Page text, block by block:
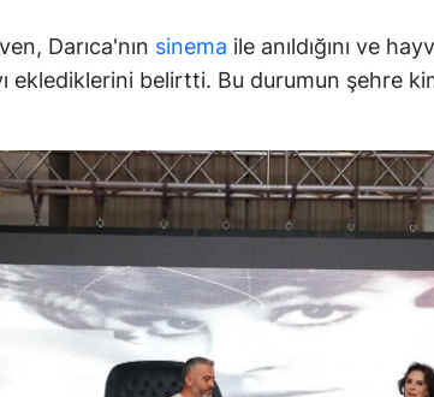
Kütahya
Manisa
Kahramanmaraş
Muğla
Darıca'nın sinema ile anıldığını ve
eklediklerini belirtti. Bu durumun şehre